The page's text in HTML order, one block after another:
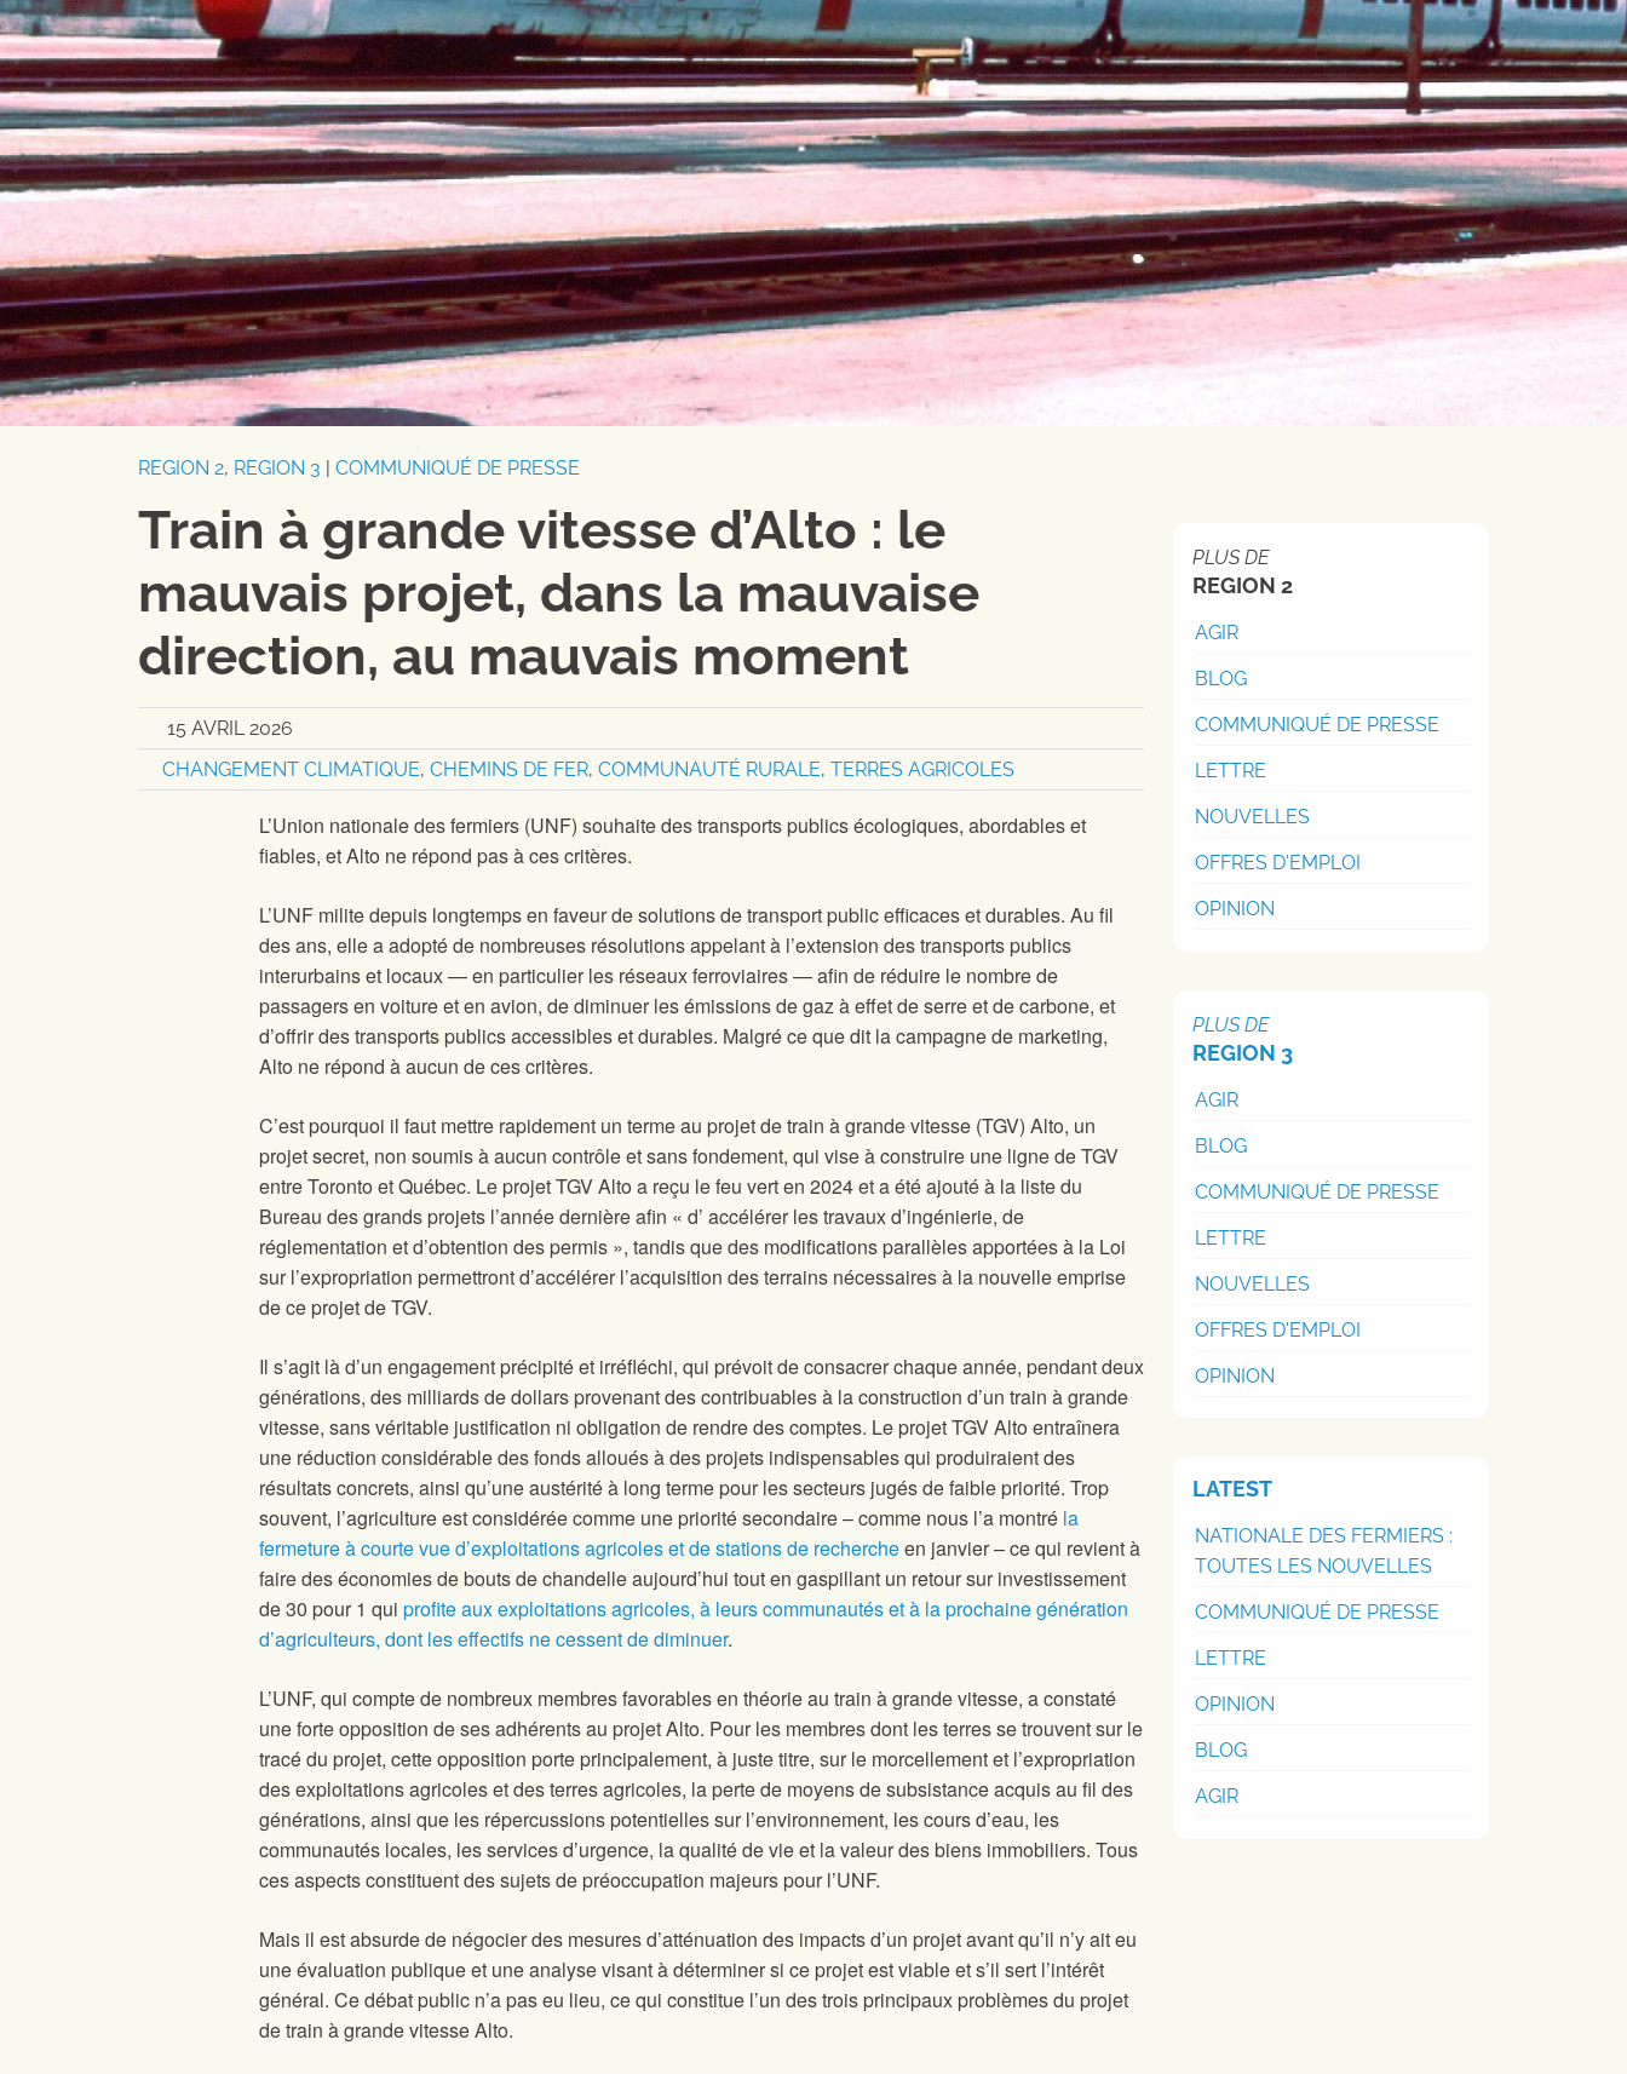
REGION 2, REGION 3 COMMUNIQUÉ DE PRESSE
Train à grande vitesse d’Alto : le
mauvais projet, dans la mauvaise
direction, au mauvais moment
15 AVRIL 2026
CHANGEMENT CLIMATIQUE, CHEMINS DE FER, COMMUNAUTÉ RURALE, TERRES AGRICOLES
L’Union nationale des fermiers (UNF) souhaite des transports publics écologiques, abordables et
fiables, et Alto ne répond pas à ces critères.
L’UNF milite depuis longtemps en faveur de solutions de transport public efficaces et durables. Au fil
des ans, elle a adopté de nombreuses résolutions appelant à l’extension des transports publics
interurbains et locaux — en particulier les réseaux ferroviaires — afin de réduire le nombre de
passagers en voiture et en avion, de diminuer les émissions de gaz à effet de serre et de carbone, et
d’offrir des transports publics accessibles et durables. Malgré ce que dit la campagne de marketing,
Alto ne répond à aucun de ces critères.
C’est pourquoi il faut mettre rapidement un terme au projet de train à grande vitesse (TGV) Alto, un
projet secret, non soumis à aucun contrôle et sans fondement, qui vise à construire une ligne de TGV
entre Toronto et Québec. Le projet TGV Alto a reçu le feu vert en 2024 et a été ajouté à la liste du
Bureau des grands projets l’année dernière afin « d’ accélérer les travaux d’ingénierie, de
réglementation et d’obtention des permis », tandis que des modifications parallèles apportées à la Loi
sur l’expropriation permettront d’accélérer l’acquisition des terrains nécessaires à la nouvelle emprise
de ce projet de TGV.
Il s’agit là d’un engagement précipité et irréfléchi, qui prévoit de consacrer chaque année, pendant deux
générations, des milliards de dollars provenant des contribuables à la construction d’un train à grande
vitesse, sans véritable justification ni obligation de rendre des comptes. Le projet TGV Alto entraînera
une réduction considérable des fonds alloués à des projets indispensables qui produiraient des
résultats concrets, ainsi qu’une austérité à long terme pour les secteurs jugés de faible priorité. Trop
souvent, l’agriculture est considérée comme une priorité secondaire – comme nous l’a montré la
fermeture à courte vue d’exploitations agricoles et de stations de rechercheen janvier – ce qui revient à
faire des économies de bouts de chandelle aujourd’hui tout en gaspillant un retour sur investissement
de 30 pour 1 qui profite aux exploitations agricoles, à leurs communautés et à la prochaine génération
d’agriculteurs, dont les effectifs ne cessent de diminuer.
L’UNF, qui compte de nombreux membres favorables en théorie au train à grande vitesse, a constaté
une forte opposition de ses adhérents au projet Alto. Pour les membres dont les terres se trouvent sur le
tracé du projet, cette opposition porte principalement, à juste titre, sur le morcellement et l’expropriation
des exploitations agricoles et des terres agricoles, la perte de moyens de subsistance acquis au fil des
générations, ainsi que les répercussions potentielles sur l’environnement, les cours d’eau, les
communautés locales, les services d’urgence, la qualité de vie et la valeur des biens immobiliers. Tous
ces aspects constituent des sujets de préoccupation majeurs pour l’UNF.
Mais il est absurde de négocier des mesures d’atténuation des impacts d’un projet avant qu’il n’y ait eu
une évaluation publique et une analyse visant à déterminer si ce projet est viable et s’il sert l’intérêt
général. Ce débat public n’a pas eu lieu, ce qui constitue l’un des trois principaux problèmes du projet
de train à grande vitesse Alto.
PLUS DE
REGION 2
AGIR
BLOG
COMMUNIQUÉ DE PRESSE
LETTRE
NOUVELLES
OFFRES D'EMPLOI
OPINION
PLUS DE
REGION 3
AGIR
BLOG
COMMUNIQUÉ DE PRESSE
LETTRE
NOUVELLES
OFFRES D'EMPLOI
OPINION
LATEST
NATIONALE DES FERMIERS :
TOUTES LES NOUVELLES
COMMUNIQUÉ DE PRESSE
LETTRE
OPINION
BLOG
AGIR